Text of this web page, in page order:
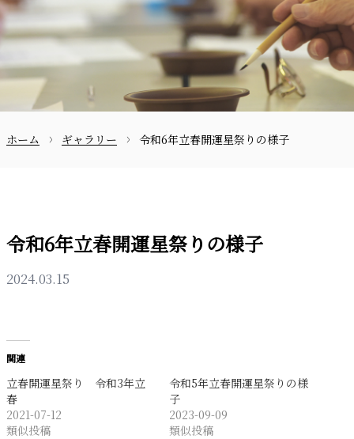
ギャラリー
お知らせ
お問合せ
097-521-2585
ホーム ギャラリー 令和6年立春開運星祭りの様子
令和6年立春開運星祭りの様子
2024.03.15
関連
立春開運星祭り 令和3年立
春
2021-07-12
類似投稿
令和5年立春開運星祭りの様
子
2023-09-09
類似投稿